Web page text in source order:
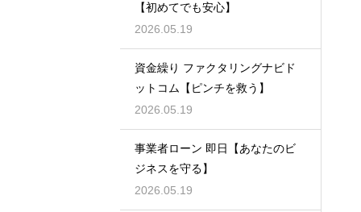
【初めてでも安心】
2026.05.19
資金繰り ファクタリングナビド
ットコム【ピンチを救う】
2026.05.19
事業者ローン 即日【あなたのビ
ジネスを守る】
2026.05.19